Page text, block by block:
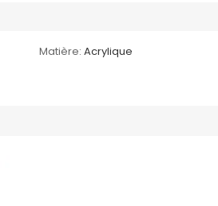
Matière: Acrylique